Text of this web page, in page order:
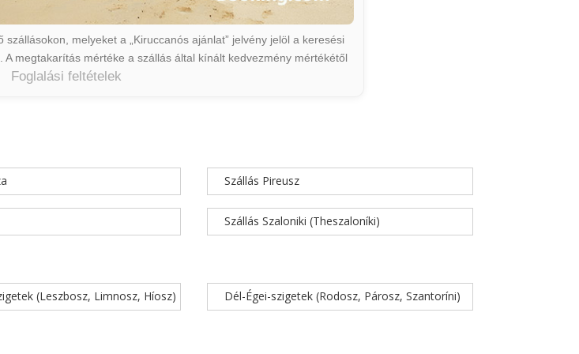
melyeket a „Kiruccanós ajánlat” jelvény jelöl a keresési
megtakarítás mértéke a szállás által kínált kedvezmény mértékétől
Foglalási feltételek
Szállás Pireusz
Szállás Szaloniki (Theszaloníki)
(Leszbosz, Limnosz, Híosz) Dél-Égei-szigetek (Rodosz, Párosz, Szantoríni)